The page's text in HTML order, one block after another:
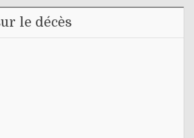
le décès